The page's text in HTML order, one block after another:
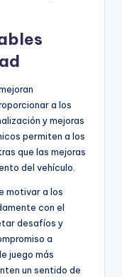
a los
y mejoras
permiten a los
que las mejoras
del vehículo.
motivar a los
con el
desafíos y
a
juego más
un sentido de